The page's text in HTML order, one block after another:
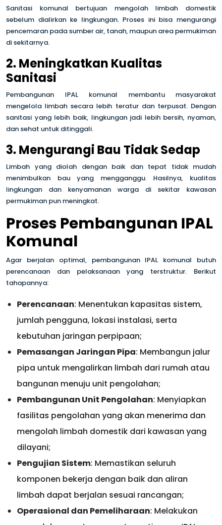
Sanitasi komunal bertujuan mengolah limbah domestik
sebelum dialirkan ke lingkungan. Proses ini bisa mengurangi
pencemaran pada sumber air, tanah, maupun area permukiman
di sekitarnya.
2. Meningkatkan Kualitas
Sanitasi
Pembangunan IPAL komunal membantu masyarakat
mengelola limbah secara lebih teratur dan terpusat. Dengan
sanitasi yang lebih baik, lingkungan jadi lebih bersih, nyaman,
dan sehat untuk ditinggali.
3. Mengurangi Bau Tidak Sedap
Limbah yang diolah dengan baik dan tepat tidak mudah
menimbulkan bau yang mengganggu. Hasilnya, kualitas
lingkungan dan kenyamanan warga di sekitar kawasan
permukiman pun meningkat.
Proses Pembangunan IPAL
Komunal
Agar berjalan optimal, pembangunan IPAL komunal butuh
perencanaan dan pelaksanaan yang terstruktur. Berikut
tahapannya:
Perencanaan: Menentukan kapasitas sistem,
jumlah pengguna, lokasi instalasi, serta
kebutuhan jaringan perpipaan;
Pemasangan Jaringan Pipa: Membangun jalur
pipa untuk mengalirkan limbah dari rumah atau
bangunan menuju unit pengolahan;
Pembangunan Unit Pengolahan: Menyiapkan
fasilitas pengolahan yang akan menerima dan
mengolah limbah domestik dari kawasan yang
dilayani;
Pengujian Sistem: Memastikan seluruh
komponen bekerja dengan baik dan aliran
limbah dapat berjalan sesuai rancangan;
Operasional dan Pemeliharaan: Melakukan